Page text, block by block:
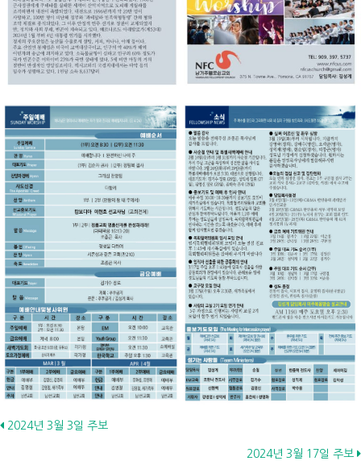
Posts
2024년 3월 3일 주보
2024년 3월 17일 주보